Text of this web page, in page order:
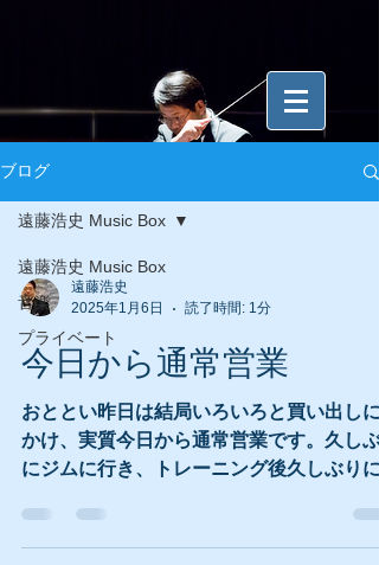
ブログ
遠藤浩史 Music Box
音楽
プライベート
遠藤浩史 Music Box
遠藤浩史
2025年1月6日
読了時間: 1分
今日から通常営業
おととい昨日は結局いろいろと買い出しに
かけ、実質今日から通常営業です。久しぶ
にジムに行き、トレーニング後久しぶりに
率筋肉量これから取り戻します。 帰宅後
汗を流したらスコアリーディング...